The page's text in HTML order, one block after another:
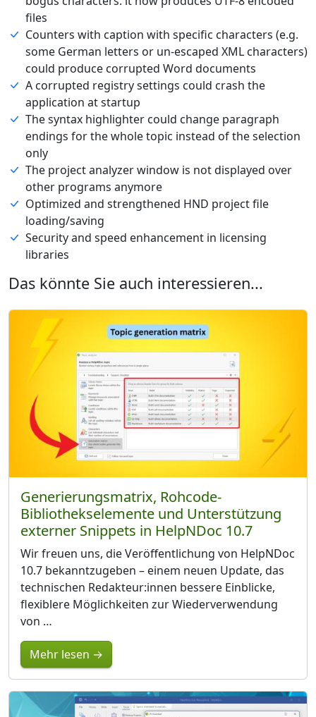
files
Counters with caption with specific characters (e.g.
some German letters or un-escaped XML characters)
could produce corrupted Word documents
A corrupted registry settings could crash the
application at startup
The syntax highlighter could change paragraph
endings for the whole topic instead of the selection
only
The project analyzer window is not displayed over
other programs anymore
Optimized and strengthened HND project file
loading/saving
Security and speed enhancement in licensing
libraries
Das könnte Sie auch interessieren...
Generierungsmatrix, Rohcode-
Bibliothekselemente und Unterstützung
externer Snippets in HelpNDoc 10.7
Wir freuen uns, die Veröffentlichung von HelpNDoc
10.7 bekanntzugeben – einem neuen Update, das
technischen Redakteur:innen bessere Einblicke,
flexiblere Möglichkeiten zur Wiederverwendung
von …
Mehr lesen →